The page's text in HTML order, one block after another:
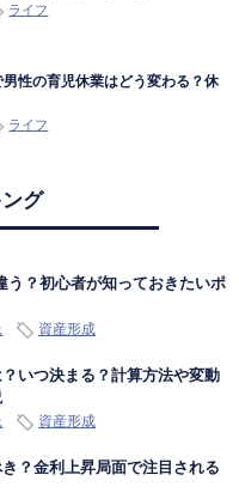
ライフ
性の育児休業はどう変わる？休
ライフ
グ
う？初心者が知っておきたいポ
資産形成
いつ決まる？計算方法や変動
資産形成
？金利上昇局面で注目される